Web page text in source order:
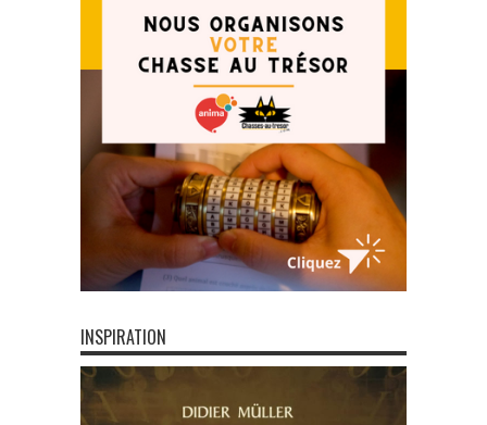
INSPIRATION